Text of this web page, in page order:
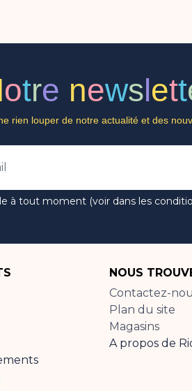
otre newslett
rien louper de notre actualité et des
à tout moment (voir dans les
NOUS
Contactez-
Plan du site
Magasins
A propos de